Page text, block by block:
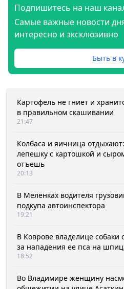
Подпишитесь на наш
Самые важные новости
интересно и эксклюзивно
Быть в
Картофель не гниет и
в правильном скашивании
21:47
Колбаса и яичница
лепешку с картошкой и
отъешь
20:13
В Меленках водителя
подкупа автоинспектора
19:21
В Коврове владелице собаки
за нападения ее пса на
18:52
Во Владимире женщину